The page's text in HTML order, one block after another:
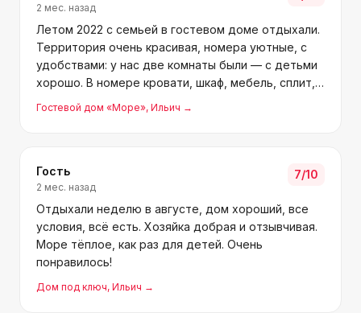
2 мес. назад
Летом 2022 с семьей в гостевом доме отдыхали.
Территория очень красивая, номера уютные, с
удобствами: у нас две комнаты были — с детьми
хорошо. В номере кровати, шкаф, мебель, сплит,
тв, санузел с душем и кухня — холодильник,
микроволновка, плита. Детская площадка,
Гостевой дом «Море», Ильич →
Гость
2 мес. назад
7/10
Отдыхали неделю в августе, дом хороший, все
условия, всё есть. Хозяйка добрая и отзывчивая.
Море тёплое, как раз для детей. Очень
понравилось!
Дом под ключ, Ильич →